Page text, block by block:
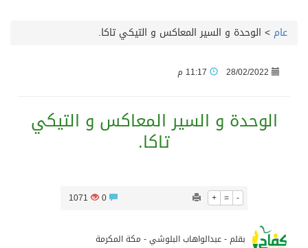
المدرب الكويتي – ماهر يدرب نادي جدة
عام > الوحدة و السير المعاكس و التيكي تاكا.
28/02/2022
الوحدة و السير المعاكس و التيكي
تاكا.
+ = -
1071
بقلم - عبدالواهاب البلوشي - مكة المكرمة